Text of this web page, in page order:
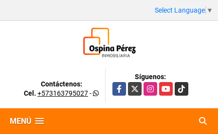
Select Language ▼
Contáctenos:
Cel. +573163795027-
Síguenos:
Facebook
X InstagramYouTubeTikTok
MENÚ